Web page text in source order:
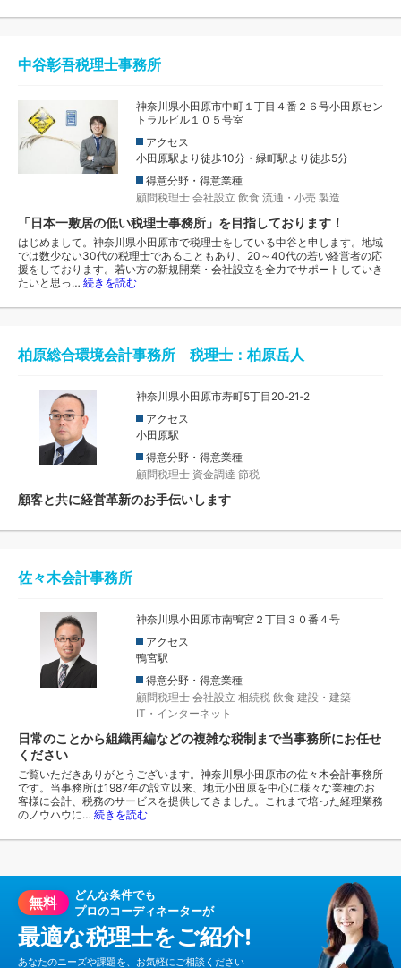
中谷彰吾税理士事務所
神奈川県小田原市中町１丁目４番２６号小田原セン
トラルビル１０５号室
アクセス
小田原駅より徒歩10分・緑町駅より徒歩5分
得意分野・得意業種
顧問税理士 会社設立 飲食 流通・小売 製造
「日本一敷居の低い税理士事務所」を目指しております！
はじめまして。神奈川県小田原市で税理士をしている中谷と申します。地域
では数少ない30代の税理士であることもあり、20～40代の若い経営者の応
援をしております。若い方の新規開業・会社設立を全力でサポートしていき
たいと思っ… 続きを読む
柏原総合環境会計事務所 税理士：柏原岳人
神奈川県小田原市寿町5丁目20‐21‐2
アクセス
小田原駅
得意分野・得意業種
顧問税理士 資金調達 節税
顧客と共に経営革新のお手伝いします
佐々木会計事務所
神奈川県小田原市南鴨宮２丁目３０番４号
アクセス
鴨宮駅
得意分野・得意業種
顧問税理士 会社設立 相続税 飲食 建設・建築
IT・インターネット
日常のことから組織再編などの複雑な税制まで当事務所にお任せ
ください
ご覧いただきありがとうございます。神奈川県小田原市の佐々木会計事務所
です。当事務所は1987年の設立以来、地元小田原を中心に様々な業種のお
客様に会計、税務のサービスを提供してきました。これまで培った経理業務
のノウハウに… 続きを読む
無料
どんな条件でも
プロのコーディネーターが
最適な税理士をご紹介!
あなたのニーズや課題を、お気軽にご相談ください